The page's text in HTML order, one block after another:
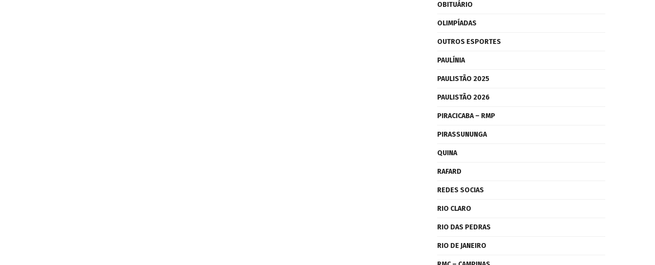
OBITUÁRIO
OLIMPÍADAS
OUTROS ESPORTES
PAULÍNIA
PAULISTÃO 2025
PAULISTÃO 2026
PIRACICABA – RMP
PIRASSUNUNGA
QUINA
RAFARD
REDES SOCIAS
RIO CLARO
RIO DAS PEDRAS
RIO DE JANEIRO